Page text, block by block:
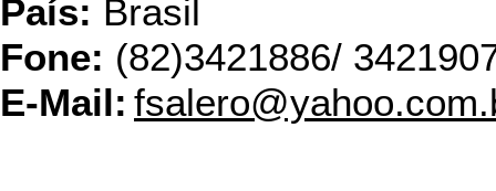
País: Brasil
Fone: (82)3421886/
E-Mail: